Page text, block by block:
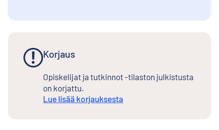
Korjaus
Opiskelijat ja tutkinnot -tilaston julkistusta
on korjattu.
Lue lisää korjauksesta